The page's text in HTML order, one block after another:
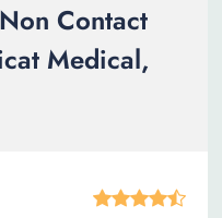
Contact
Medical,